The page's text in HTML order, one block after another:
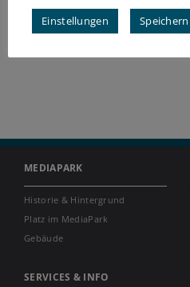
MEDIAPARK
Historie & Hintergrund
Platz im MediaPark
Gebäude
SERVICES & INFO
Einstellungen Speichern